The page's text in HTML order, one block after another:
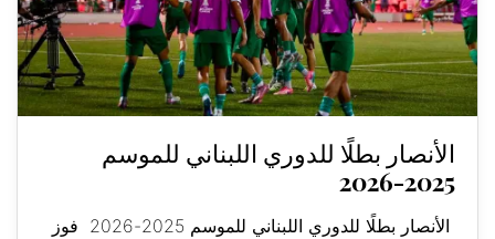
الأنصار بطلًا للدوري اللبناني للموسم
2025-2026
الأنصار بطلًا للدوري اللبناني للموسم 2025-2026 فوز